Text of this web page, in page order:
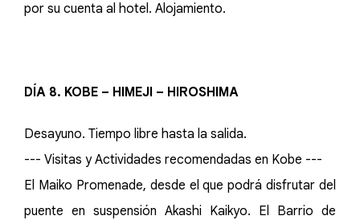
por su cuenta al hotel. Alojamiento.
DÍA 8. KOBE – HIMEJI – HIROSHIMA
Desayuno. Tiempo libre hasta la salida.
--- Visitas y Actividades recomendadas en Kobe ---
El Maiko Promenade, desde el que podrá disfrutar del
puente en suspensión Akashi Kaikyo. El Barrio de